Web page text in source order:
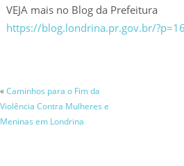
VEJA mais no Blog da Prefeitura
https://blog.londrina.pr.gov.br/
«Caminhos para o Fim da
Violência Contra Mulheres e
Meninas em Londrina